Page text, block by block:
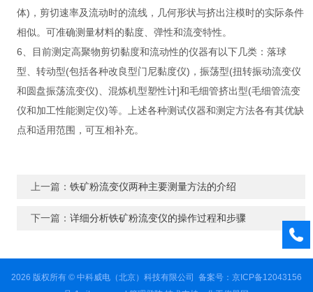
体)，剪切速率及流动时的流线，几何形状与挤出注模时的实际条件
相似。可准确测量材料的黏度、弹性和流变特性。
6、目前测定高聚物剪切黏度和流动性的仪器有以下几类：落球
型、转动型(包括各种改良型门尼黏度仪)，振荡型(扭转振动流变仪
和圆盘振荡流变仪)、混炼机型塑性计]和毛细管挤出型(毛细管流变
仪和加工性能测定仪)等。上述各种测试仪器和测定方法各有其优缺
点和适用范围，可互相补充。
上一篇： 铁矿粉流变仪两种主要测量方法的介绍
下一篇： 详细分析铁矿粉流变仪的操作过程和步骤
2026 版权所有 © 中科威电（北京）科技有限公司 备案号：京ICP备12043156